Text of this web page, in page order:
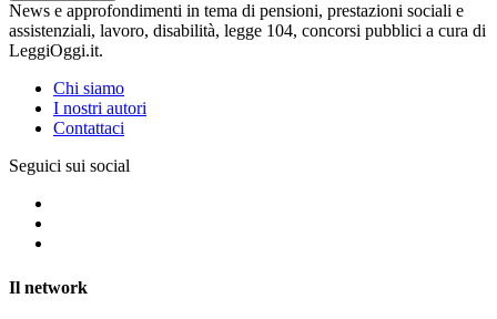
News e approfondimenti in tema di pensioni, prestazioni sociali e
assistenziali, lavoro, disabilità, legge 104, concorsi pubblici a cura di
LeggiOggi.it.
Chi siamo
I nostri autori
Contattaci
Seguici sui social
Il network